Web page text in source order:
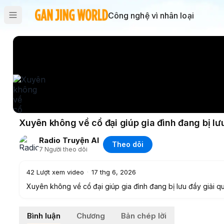
Công nghệ vì nhân loại
Xuyên không về cổ đại giúp gia đình đang bị
Radio Truyện AI
7 Người theo dõi
Theo dõi
42 Lượt xem video · 17 thg 6, 2026
Xuyên không về cổ đại giúp gia đình đang bị lưu đầy giải
🎬 Subscribe ngay để không bỏ lỡ những video thú vị nhất từ
Bình luận Chương Bản chép lời